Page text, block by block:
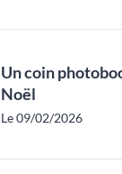
Un coin
Noël
Le 09/02/2026